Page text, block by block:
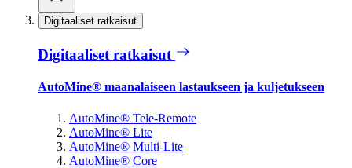
Digitaaliset ratkaisut
Digitaaliset ratkaisut
AutoMine® maanalaiseen lastaukseen ja kuljetukseen
AutoMine® Tele-Remote
AutoMine® Lite
AutoMine® Multi-Lite
AutoMine® Core